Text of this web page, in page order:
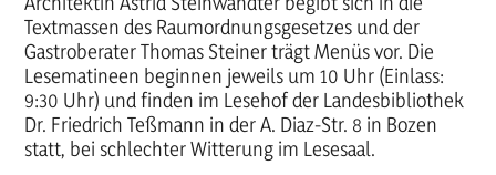
Textmassen des Raumordnungsgesetzes und der
Gastroberater Thomas Steiner trägt Menüs vor. Die
Lesematineen beginnen jeweils um 10 Uhr (Einlass:
9:30 Uhr) und finden im Lesehof der Landesbibliothek
Dr. Friedrich Teßmann in der A. Diaz-Str. 8 in Bozen
statt, bei schlechter Witterung im Lesesaal.